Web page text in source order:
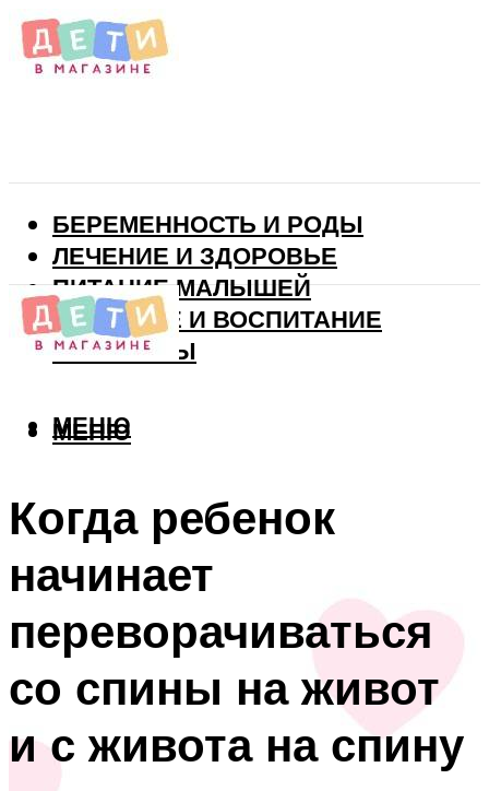
БЕРЕМЕННОСТЬ И РОДЫ
ЛЕЧЕНИЕ И ЗДОРОВЬЕ
ПИТАНИЕ МАЛЫШЕЙ
РАЗВИТИЕ И ВОСПИТАНИЕ
ВИТАМИНЫ
МЕНЮ
МЕНЮ
Когда ребенок
начинает
переворачиваться
со спины на живот
и с живота на спину